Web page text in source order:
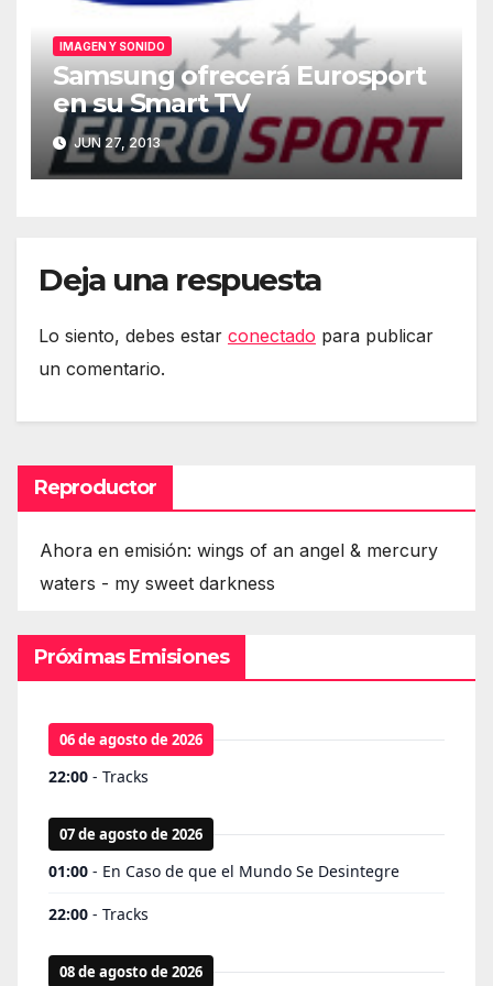
IMAGEN Y SONIDO
Samsung ofrecerá Eurosport
en su Smart TV
JUN 27, 2013
Deja una respuesta
Lo siento, debes estar conectado para publicar
un comentario.
Reproductor
Ahora en emisión: wings of an angel & mercury
waters - my sweet darkness
Próximas Emisiones